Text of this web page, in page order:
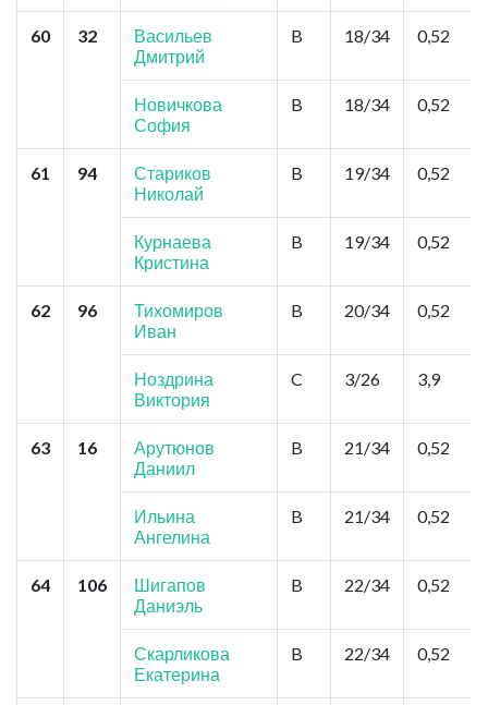
60 32
Васильев
Дмитрий
B 18/34 0,52
Новичкова
София
B 18/34 0,52
61 94
Стариков
Николай
B 19/34 0,52
Курнаева
Кристина
B 19/34 0,52
62 96
Тихомиров
Иван
B 20/34 0,52
Ноздрина
Виктория
C 3/26 3,9
63 16
Арутюнов
Даниил
B 21/34 0,52
Ильина
Ангелина
B 21/34 0,52
64 106
Шигапов
Даниэль
B 22/34 0,52
Скарликова
Екатерина
B 22/34 0,52